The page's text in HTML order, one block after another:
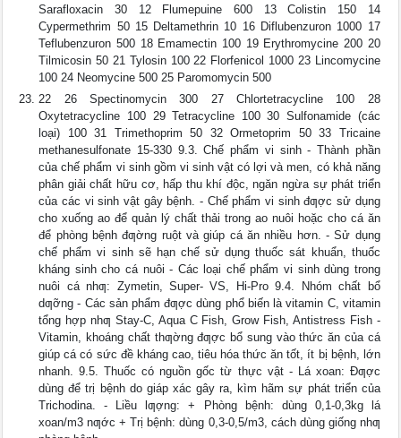
Sarafloxacin 30 12 Flumepuine 600 13 Colistin 150 14
Cypermethrim 50 15 Deltamethrin 10 16 Diflubenzuron 1000 17
Teflubenzuron 500 18 Emamectin 100 19 Erythromycine 200 20
Tilmicosin 50 21 Tylosin 100 22 Florfenicol 1000 23 Lincomycine
100 24 Neomycine 500 25 Paromomycin 500
22 26 Spectinomycin 300 27 Chlortetracycline 100 28
Oxytetracycline 100 29 Tetracycline 100 30 Sulfonamide (các
loại) 100 31 Trimethoprim 50 32 Ormetoprim 50 33 Tricaine
methanesulfonate 15-330 9.3. Chế phẩm vi sinh - Thành phần
của chế phẩm vi sinh gồm vi sinh vật có lợi và men, có khả năng
phân giải chất hữu cơ, hấp thu khí độc, ngăn ngừa sự phát triển
của các vi sinh vật gây bệnh. - Chế phẩm vi sinh đƣợc sử dụng
cho xuống ao để quản lý chất thải trong ao nuôi hoặc cho cá ăn
để phòng bệnh đƣờng ruột và giúp cá ăn nhiều hơn. - Sử dụng
chế phẩm vi sinh sẽ hạn chế sử dụng thuốc sát khuẩn, thuốc
kháng sinh cho cá nuôi - Các loại chế phẩm vi sinh dùng trong
nuôi cá nhƣ: Zymetin, Super- VS, Hi-Pro 9.4. Nhóm chất bổ
dƣỡng - Các sản phẩm đƣợc dùng phổ biến là vitamin C, vitamin
tổng hợp nhƣ Stay-C, Aqua C Fish, Grow Fish, Antistress Fish -
Vitamin, khoáng chất thƣờng đƣợc bổ sung vào thức ăn của cá
giúp cá có sức đề kháng cao, tiêu hóa thức ăn tốt, ít bị bệnh, lớn
nhanh. 9.5. Thuốc có nguồn gốc từ thực vật - Lá xoan: Đƣợc
dùng để trị bệnh do giáp xác gây ra, kìm hãm sự phát triển của
Trichodina. - Liều lƣợng: + Phòng bệnh: dùng 0,1-0,3kg lá
xoan/m3 nƣớc + Trị bệnh: dùng 0,3-0,5/m3, cách dùng giống nhƣ